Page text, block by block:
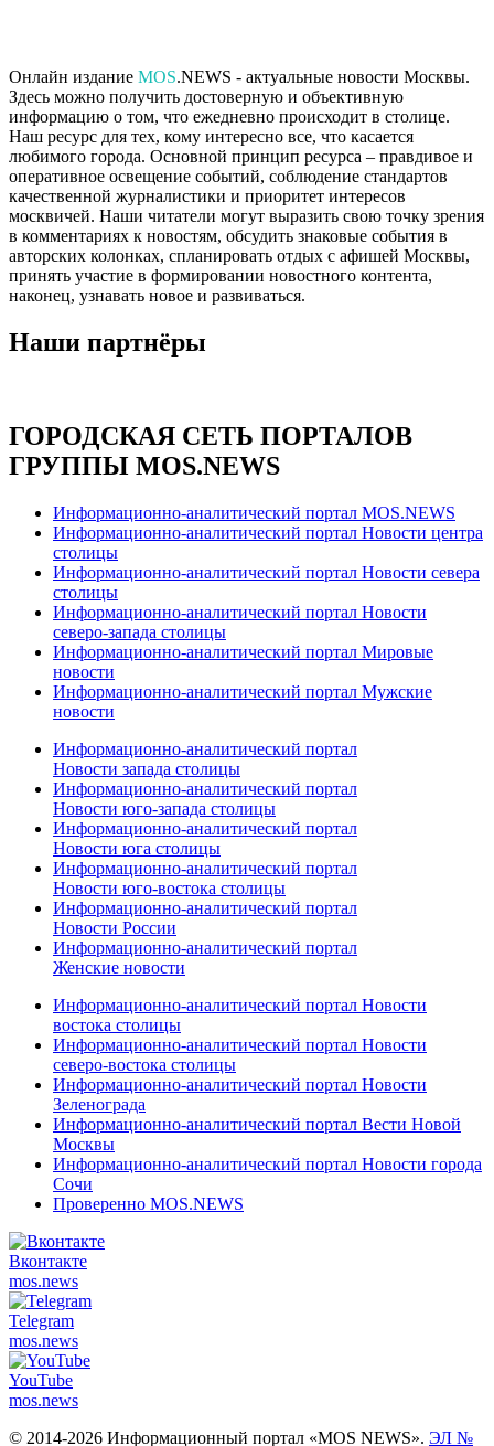
Онлайн издание MOS.NEWS - актуальные новости Москвы.
Здесь можно получить достоверную и объективную
информацию о том, что ежедневно происходит в столице.
Наш ресурс для тех, кому интересно все, что касается
любимого города. Основной принцип ресурса – правдивое и
оперативное освещение событий, соблюдение стандартов
качественной журналистики и приоритет интересов
москвичей. Наши читатели могут выразить свою точку зрения
в комментариях к новостям, обсудить знаковые события в
авторских колонках, спланировать отдых с афишей Москвы,
принять участие в формировании новостного контента,
наконец, узнавать новое и развиваться.
Наши партнёры
ГОРОДСКАЯ СЕТЬ ПОРТАЛОВ
ГРУППЫ MOS.NEWS
Информационно-аналитический портал MOS.NEWS
Информационно-аналитический портал Новости центра
столицы
Информационно-аналитический портал Новости севера
столицы
Информационно-аналитический портал Новости
северо-запада столицы
Информационно-аналитический портал Мировые
новости
Информационно-аналитический портал Мужские
новости
Информационно-аналитический портал
Новости запада столицы
Информационно-аналитический портал
Новости юго-запада столицы
Информационно-аналитический портал
Новости юга столицы
Информационно-аналитический портал
Новости юго-востока столицы
Информационно-аналитический портал
Новости России
Информационно-аналитический портал
Женские новости
Информационно-аналитический портал Новости
востока столицы
Информационно-аналитический портал Новости
северо-востока столицы
Информационно-аналитический портал Новости
Зеленограда
Информационно-аналитический портал Вести Новой
Москвы
Информационно-аналитический портал Новости города
Сочи
Проверенно MOS.NEWS
Вконтакте
mos.news
Telegram
mos.news
YouTube
mos.news
© 2014-2026 Информационный портал «MOS NEWS». ЭЛ №